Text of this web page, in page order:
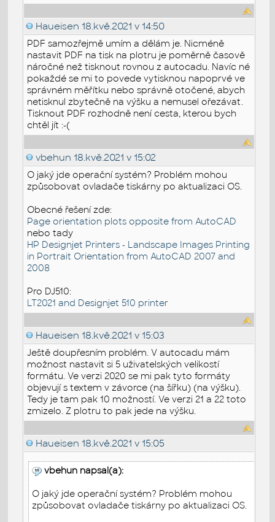
Haueisen 18.kvě.2021 v 14:50
PDF samozřejmě umím a dělám je. Nicméně
nastavit PDF na tisk na plotru je poměrně časově
náročné než tisknout rovnou z autocadu. Navíc né
pokaždé se mi to povede vytisknou napoprvé ve
správném měřítku nebo správně otočené, abych
netisknul zbytečně na výšku a nemusel ořezávat.
Tisknout PDF rozhodně není cesta, kterou bych
chtěl jít :-(
vbehun 18.kvě.2021 v 15:02
O jaký jde operační systém? Problém mohou
způsobovat ovladače tiskárny po aktualizaci OS.
Obecné řešení zde:
Page orientation plots opposite from AutoCAD
nebo tady
HP Designjet Printers - Landscape Images Printing
in Portrait Orientation from AutoCAD 2007 and
2008
Pro DJ510:
LT2021 and Designjet 510 printer
Haueisen 18.kvě.2021 v 15:03
Ještě doupřesním problém. V autocadu mám
možnost nastavit si 5 uživatelských velikostí
formátu. Ve verzi 2020 se mi pak tyto formáty
objevují s textem v závorce (na šířku) (na výšku).
Tedy je tam pak 10 možností. Ve verzi 21 a 22 toto
zmizelo. Z plotru to pak jede na výšku.
Haueisen 18.kvě.2021 v 15:05
vbehun napsal(a):
O jaký jde operační systém? Problém mohou
způsobovat ovladače tiskárny po aktualizaci OS.